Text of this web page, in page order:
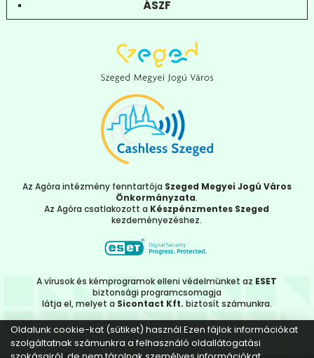
Oldalunk cookie-kat (sütiket) használ.Ezen fájlok információkat
szolgáltatnak számunkra a felhasználó oldallátogatási
ÁSZF
Az Agóra intézmény fenntartója Szeged Megyei Jogú Város
Önkormányzata.
Az Agóra csatlakozott a Készpénzmentes Szeged
kezdeményezéshez.
A vírusok és kémprogramok elleni védelmünket az ESET
biztonsági programcsomagja
látja el, melyet a Sicontact Kft. biztosít számunkra.